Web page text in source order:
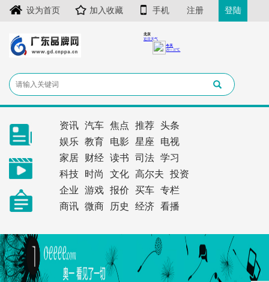
设为首页 加入收藏 手机 注册 登陆
资讯 汽车 焦点 推荐
头条
娱乐
教育 电影 星座
电视
家居
财经 读书 司法
学习
科技
时尚 文化 高尔夫
投资
企业
游戏 报价 买车
专栏
商讯
微商 历史 经济 看播